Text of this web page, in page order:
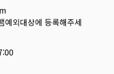
예외대상에 등록해주세